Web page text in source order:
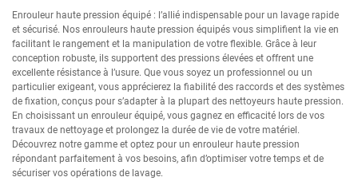
Enrouleur haute pression équipé : l’allié indispensable pour un lavage rapide
et sécurisé. Nos enrouleurs haute pression équipés vous simplifient la vie en
facilitant le rangement et la manipulation de votre flexible. Grâce à leur
conception robuste, ils supportent des pressions élevées et offrent une
excellente résistance à l’usure. Que vous soyez un professionnel ou un
particulier exigeant, vous apprécierez la fiabilité des raccords et des systèmes
de fixation, conçus pour s’adapter à la plupart des nettoyeurs haute pression.
En choisissant un enrouleur équipé, vous gagnez en efficacité lors de vos
travaux de nettoyage et prolongez la durée de vie de votre matériel.
Découvrez notre gamme et optez pour un enrouleur haute pression
répondant parfaitement à vos besoins, afin d’optimiser votre temps et de
sécuriser vos opérations de lavage.